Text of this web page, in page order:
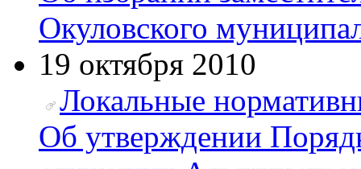
Окуловского
19 октября 2010
Локальные
Об утверждении